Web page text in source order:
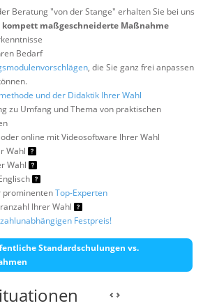
Beratung "von der Stange" erhalten Sie bei uns
maßgeschneiderte Maßnahme
Bedarf
, die Sie ganz frei anpassen
und der Didaktik Ihrer Wahl
zu Umfang und Thema von praktischen
online mit Videosoftware Ihrer Wahl
Wahl
Wahl
prominentenTop-Experten
Ihrer Wahl
Festpreis!
Standardschulungen vs.